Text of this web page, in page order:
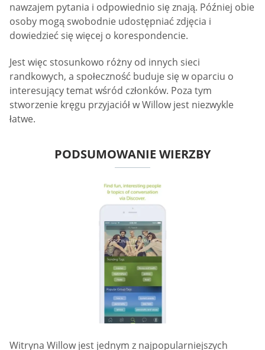
nawzajem pytania i odpowiednio się znają. Później obie
osoby mogą swobodnie udostępniać zdjęcia i
dowiedzieć się więcej o korespondencie.
Jest więc stosunkowo różny od innych sieci
randkowych, a społeczność buduje się w oparciu o
interesujący temat wśród członków. Poza tym
stworzenie kręgu przyjaciół w Willow jest niezwykle
łatwe.
PODSUMOWANIE WIERZBY
Witryna Willow jest jednym z najpopularniejszych